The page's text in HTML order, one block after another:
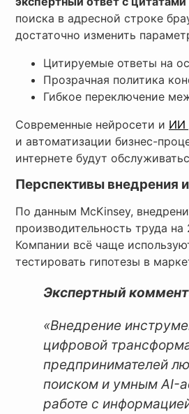
поиска в адресной строке
достаточно изменить
Цитируемые ответы на
Прозрачная политика
Гибкое переключение
Современные нейросети и ИИ
и автоматизации бизнес-
интернете будут
Перспективы внедрения
По данным McKinsey,
производительность труда
Компании всё чаще
тестировать гипотезы в
Экспертный
«Внедрение
цифровой
предпринимателей
поиском и умным AI-
работе с